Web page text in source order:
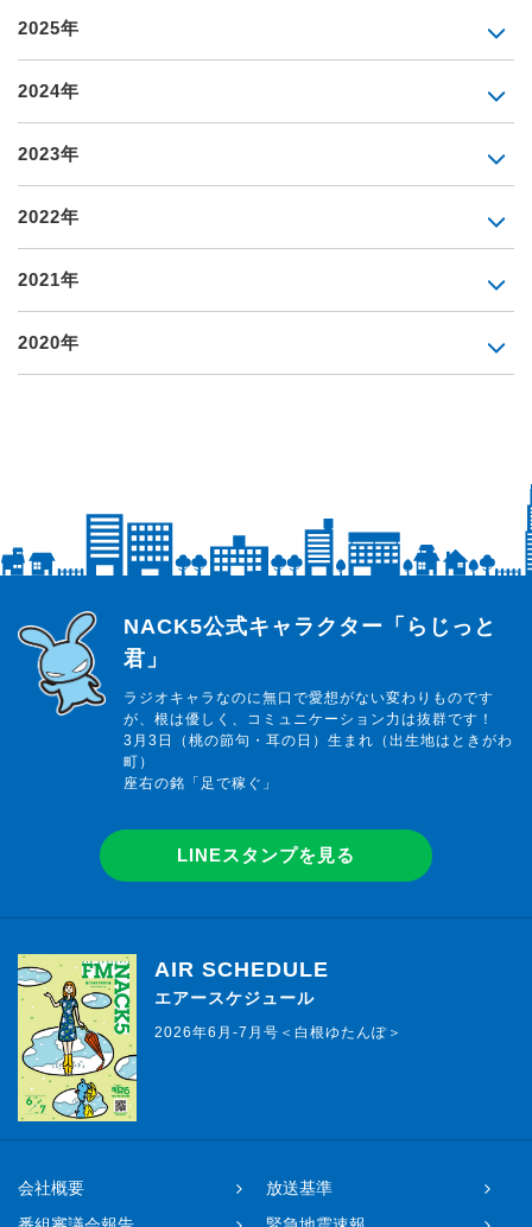
2025年
2024年
2023年
2022年
2021年
2020年
らじっと君
NACK5公式キャラクター「らじっと
君」
ラジオキャラなのに無口で愛想がない変わりものです
が、根は優しく、コミュニケーション力は抜群です！
3月3日（桃の節句・耳の日）生まれ（出生地はときがわ
町）
座右の銘「足で稼ぐ」
LINEスタンプを見る
AIR SCHEDULE
エアースケジュール
2026年6月-7月号＜白根ゆたんぽ＞
会社概要
放送基準